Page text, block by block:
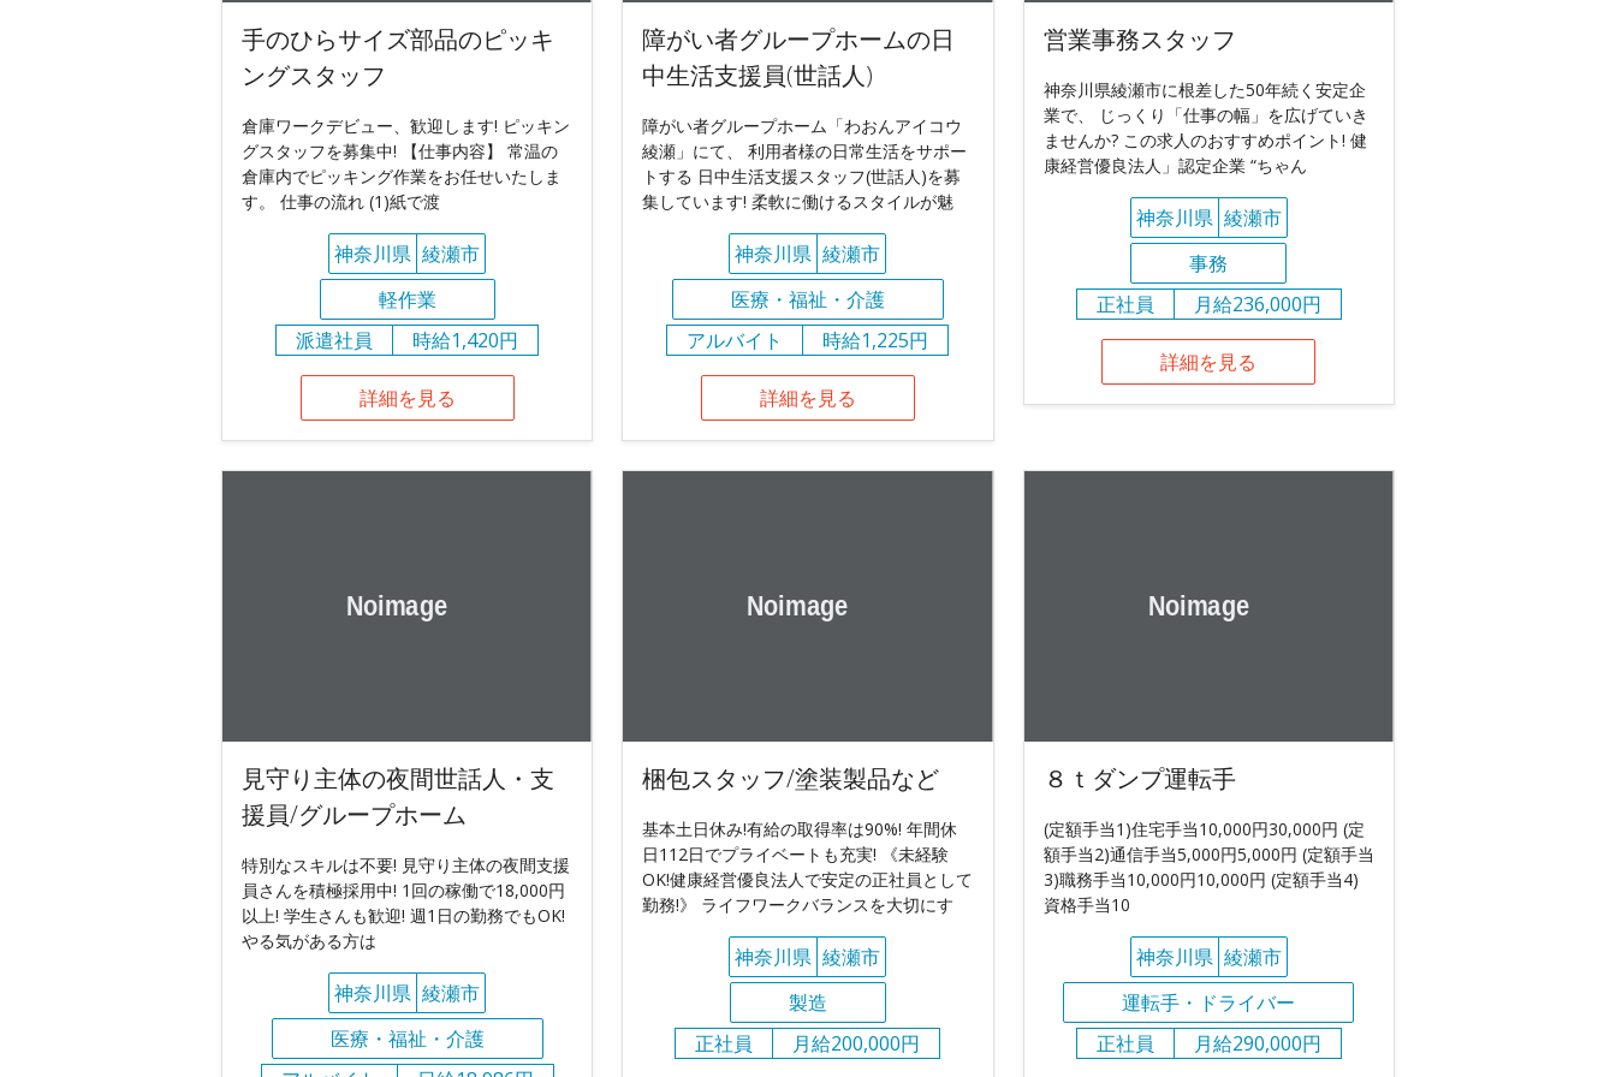
手のひらサイズ部品のピッキ
ングスタッフ
倉庫ワークデビュー、歓迎します! ピッキン
グスタッフを募集中! 【仕事内容】 常温の
倉庫内でピッキング作業をお任せいたしま
す。 仕事の流れ (1)紙で渡
神奈川県 綾瀬市
軽作業
派遣社員
時給1,420円
詳細を見る
障がい者グループホームの日
中生活支援員(世話人)
障がい者グループホーム「わおんアイコウ
綾瀬」にて、 利用者様の日常生活をサポー
トする 日中生活支援スタッフ(世話人)を募
集しています! 柔軟に働けるスタイルが魅
神奈川県 綾瀬市
医療・福祉・介護
アルバイト
時給1,225円
詳細を見る
営業事務スタッフ
神奈川県綾瀬市に根差した50年続く安定企
業で、 じっくり「仕事の幅」を広げていき
ませんか? この求人のおすすめポイント! 健
康経営優良法人」認定企業 “ちゃん
神奈川県 綾瀬市
事務
正社員
月給236,000円
詳細を見る
見守り主体の夜間世話人・支
援員/グループホーム
特別なスキルは不要! 見守り主体の夜間支援
員さんを積極採用中! 1回の稼働で18,000円
以上! 学生さんも歓迎! 週1日の勤務でもOK!
やる気がある方は
神奈川県 綾瀬市
医療・福祉・介護
梱包スタッフ/塗装製品など
基本土日休み!有給の取得率は90%! 年間休
日112日でプライベートも充実! 《未経験
OK!健康経営優良法人で安定の正社員として
勤務!》 ライフワークバランスを大切にす
神奈川県 綾瀬市
製造
正社員
月給200,000円
８ｔダンプ運転手
(定額手当1)住宅手当10,000円30,000円 (定
額手当2)通信手当5,000円5,000円 (定額手当
3)職務手当10,000円10,000円 (定額手当4)
資格手当10
神奈川県 綾瀬市
運転手・ドライバー
正社員
月給290,000円